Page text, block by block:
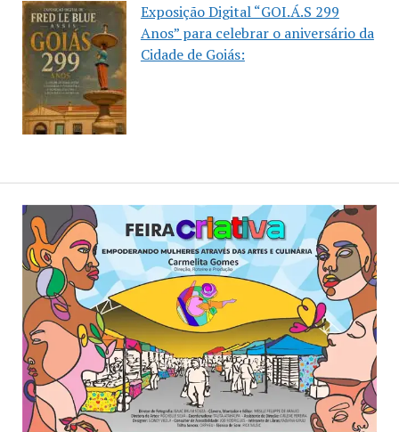
Exposição Digital “GOI.Á.S 299
Anos” para celebrar o aniversário da
Cidade de Goiás: